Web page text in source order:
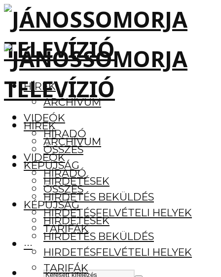
HÍREK
ARCHÍVUM
VIDEÓK
HÍRADÓ
ÖSSZES
KÉPÚJSÁG
HIRDETÉSEK
HIRDETÉS BEKÜLDÉS
HIRDETÉSFELVÉTELI HELYEK
TARIFÁK
···
HÍREK
ARCHÍVUM
VIDEÓK
HÍRADÓ
ÖSSZES
KÉPÚJSÁG
HIRDETÉSEK
HIRDETÉS BEKÜLDÉS
HIRDETÉSFELVÉTELI HELYEK
TARIFÁK